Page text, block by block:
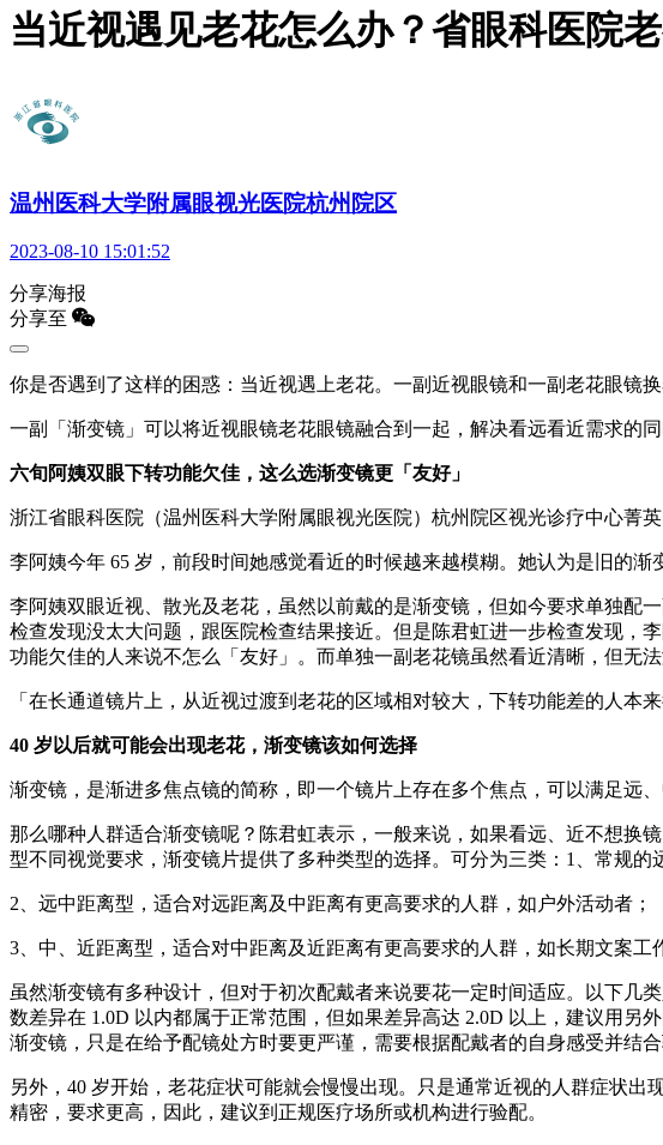
当近视遇见老花怎么办？省眼科医院
温州医科大学附属眼视光医院杭州院区
2023-08-10 15:01:52
分享海报
分享至
你是否遇到了这样的困惑：当近视遇上老花。一副近视眼镜和一副老花眼镜
一副「渐变镜」可以将近视眼镜老花眼镜融合到一起，解决看远看近需求的同
六旬阿姨双眼下转功能欠佳，这么选渐变镜更「友好」
浙江省眼科医院（温州医科大学附属眼视光医院）杭州院区视光诊疗中心菁
李阿姨今年 65 岁，前段时间她感觉看近的时候越来越模糊。她认为是旧的
李阿姨双眼近视、散光及老花，虽然以前戴的是渐变镜，但如今要求单独配
检查发现没太大问题，跟医院检查结果接近。但是陈君虹进一步检查发现，
功能欠佳的人来说不怎么「友好」。而单独一副老花镜虽然看近清晰，但无
「在长通道镜片上，从近视过渡到老花的区域相对较大，下转功能差的人本
40 岁以后就可能会出现老花，渐变镜该如何选择
渐变镜，是渐进多焦点镜的简称，即一个镜片上存在多个焦点，可以满足远
那么哪种人群适合渐变镜呢？陈君虹表示，一般来说，如果看远、近不想换
型不同视觉要求，渐变镜片提供了多种类型的选择。可分为三类：1、常规
2、远中距离型，适合对远距离及中距离有更高要求的人群，如户外活动者；
3、中、近距离型，适合对中距离及近距离有更高要求的人群，如长期文案工
虽然渐变镜有多种设计，但对于初次配戴者来说要花一定时间适应。以下几
数差异在 1.0D 以内都属于正常范围，但如果差异高达 2.0D 以上，建议用
渐变镜，只是在给予配镜处方时要更严谨，需要根据配戴者的自身感受并结
另外，40 岁开始，老花症状可能就会慢慢出现。只是通常近视的人群症状
精密，要求更高，因此，建议到正规医疗场所或机构进行验配。